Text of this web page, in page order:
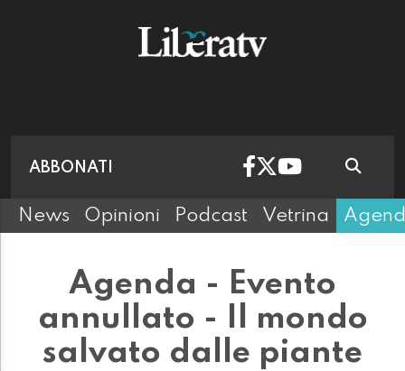
ABBONATI
News Opinioni Podcast Vetrina
Agenda - Evento
annullato - Il mondo
salvato dalle piante